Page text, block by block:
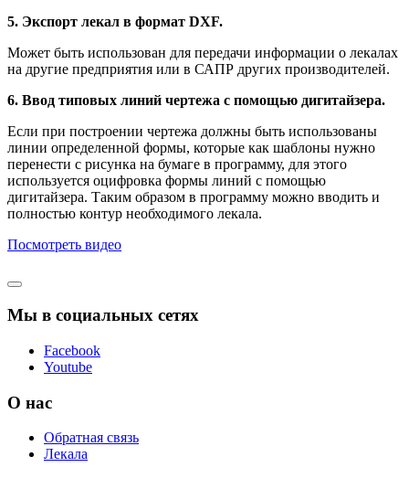
5. Экспорт лекал в формат DXF.
Может быть использован для передачи информации о лекалах
на другие предприятия или в САПР других производителей.
6. Ввод типовых линий чертежа с помощью дигитайзера.
Если при построении чертежа должны быть использованы
линии определенной формы, которые как шаблоны нужно
перенести с рисунка на бумаге в программу, для этого
используется оцифровка формы линий с помощью
дигитайзера. Таким образом в программу можно вводить и
полностью контур необходимого лекала.
Посмотреть видео
Мы в социальных сетях
Facebook
Youtube
О нас
Обратная связь
Лекала